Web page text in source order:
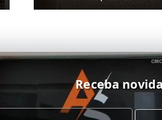
Receba